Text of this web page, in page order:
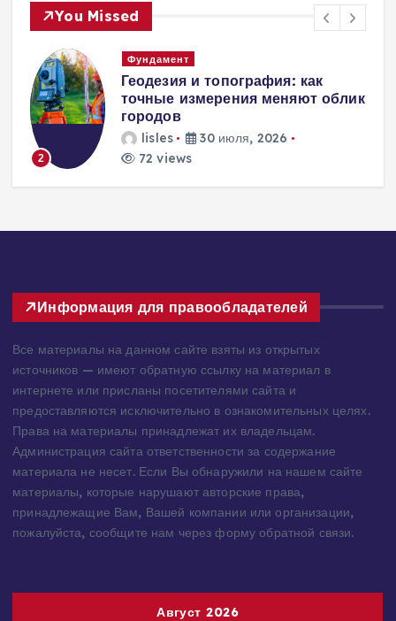
You Missed
2
Фундамент
Геодезия и топография: как
точные измерения меняют облик
городов
lisles
30 июля, 2026
72 views
Информация для правообладателей
Все материалы на данном сайте взяты из открытых
источников — имеют обратную ссылку на материал в
интернете или присланы посетителями сайта и
предоставляются исключительно в ознакомительных целях.
Права на материалы принадлежат их владельцам.
Администрация сайта ответственности за содержание
материала не несет. Если Вы обнаружили на нашем сайте
материалы, которые нарушают авторские права,
принадлежащие Вам, Вашей компании или организации,
пожалуйста, сообщите нам через форму обратной связи.
Август 2026